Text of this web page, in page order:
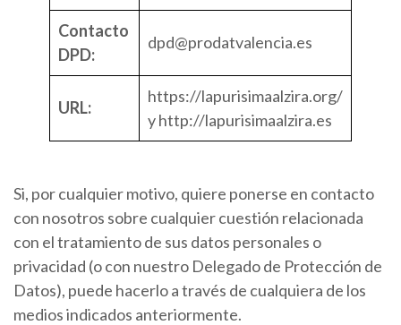
Contacto
DPD:
dpd@prodatvalencia.es
URL:
https://lapurisimaalzira.org/
y http://lapurisimaalzira.es
Si, por cualquier motivo, quiere ponerse en contacto
con nosotros sobre cualquier cuestión relacionada
con el tratamiento de sus datos personales o
privacidad (o con nuestro Delegado de Protección de
Datos), puede hacerlo a través de cualquiera de los
medios indicados anteriormente.